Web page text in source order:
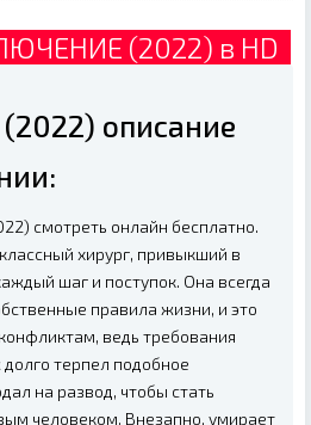
(2022) в HD
описание
смотреть онлайн бесплатно.
хирург, привыкший в
шаг и поступок. Она всегда
правила жизни, и это
ведь требования
терпел подобное
на развод, чтобы стать
человеком. Внезапно, умирает